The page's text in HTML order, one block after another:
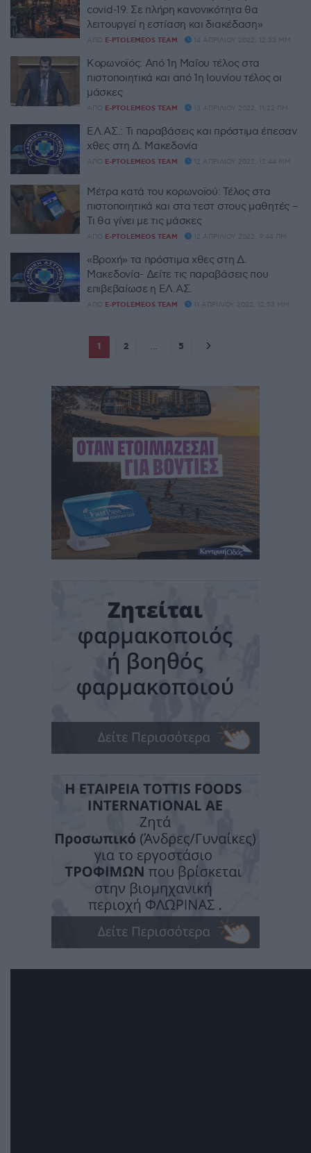
covid-19. Σε πλήρη κανονικότητα θα
λειτουργεί η εστίαση και διακέδαση»
ΑΠΌ E-PTOLEMEOS TEAM 14 ΑΠΡΙΛΊΟΥ 2022, 12:33 ΜΜ
Κορωνοϊός: Από 1η Μαΐου τέλος στα
πιστοποιητικά και από 1η Ιουνίου τέλος οι
μάσκες
ΑΠΌ E-PTOLEMEOS TEAM 13 ΑΠΡΙΛΊΟΥ 2022, 11:22 ΠΜ
ΕΛ.ΑΣ.: Τι παραβάσεις και πρόστιμα έπεσαν
χθες στη Δ. Μακεδονία
ΑΠΌ E-PTOLEMEOS TEAM 12 ΑΠΡΙΛΊΟΥ 2022, 12:44 ΜΜ
Μέτρα κατά του κορωνοϊού: Τέλος στα
πιστοποιητικά και στα τεστ στους μαθητές –
Τι θα γίνει με τις μάσκες
ΑΠΌ E-PTOLEMEOS TEAM 12 ΑΠΡΙΛΊΟΥ 2022, 9:44 ΠΜ
«Βροχή» τα πρόστιμα χθες στη Δ.
Μακεδονία- Δείτε τις παραβάσεις που
επιβεβαίωσε η ΕΛ.ΑΣ.
ΑΠΌ E-PTOLEMEOS TEAM 11 ΑΠΡΙΛΊΟΥ 2022, 12:53 ΜΜ
1 2 … 5